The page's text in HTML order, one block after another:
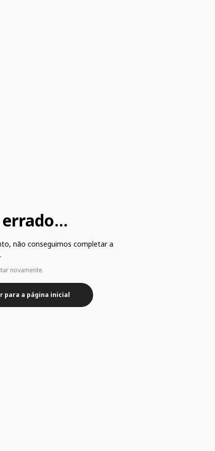
não conseguimos completar a
novamente.
para a página inicial